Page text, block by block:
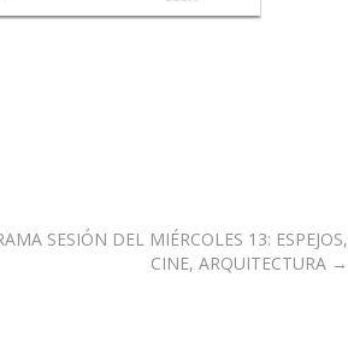
SESIÓN DEL MIÉRCOLES 13: ESPEJOS,
CINE, ARQUITECTURA →